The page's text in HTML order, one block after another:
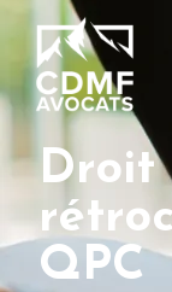
Droit
QPC